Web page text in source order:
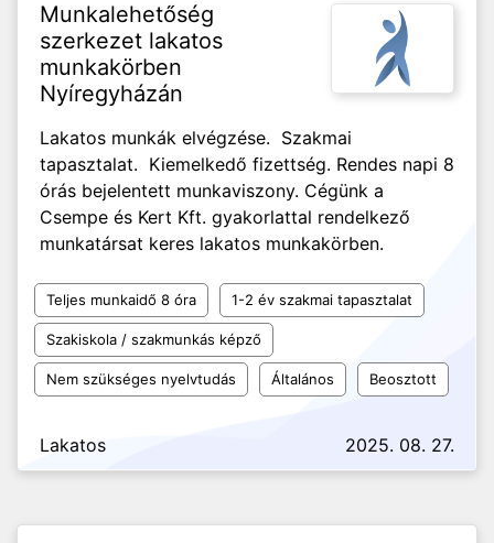
Munkalehetőség
szerkezet lakatos
munkakörben
Nyíregyházán
Lakatos munkák elvégzése. Szakmai
tapasztalat. Kiemelkedő fizettség. Rendes napi 8
órás bejelentett munkaviszony. Cégünk a
Csempe és Kert Kft. gyakorlattal rendelkező
munkatársat keres lakatos munkakörben.
Teljes munkaidő 8 óra 1-2 év szakmai tapasztalat
Szakiskola / szakmunkás képző
Nem szükséges nyelvtudás Általános Beosztott
Lakatos 2025. 08. 27.